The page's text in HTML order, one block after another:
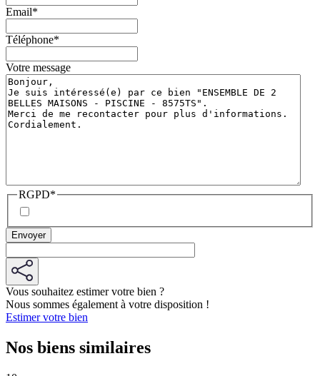
Email*
Téléphone*
Votre message
RGPD*
Vous souhaitez estimer votre bien ?
Nous sommes également à votre disposition !
Estimer votre bien
Nos biens similaires